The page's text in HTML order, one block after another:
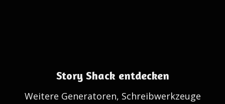
Story Shack entdecken
Weitere Generatoren, Schreibwerkzeuge